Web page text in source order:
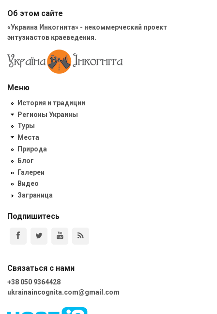
Об этом сайте
«Украина Инкогнита» - некоммерческий проект
энтузиастов краеведения.
Меню
История и традиции
Регионы Украины
Туры
Места
Природа
Блог
Галереи
Видео
Заграница
Подпишитесь
Связаться с нами
+38 050 9364428
ukrainaincognita.com@gmail.com